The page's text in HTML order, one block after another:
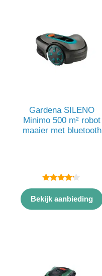
Gardena SILENO
Minimo 500 m² robot
maaier met bluetooth
4.00
van 5
Bekijk aanbieding